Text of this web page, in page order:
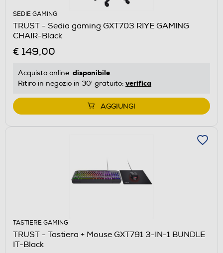
SEDIE GAMING
TRUST - Sedia gaming GXT703 RIYE GAMING
CHAIR-Black
€ 149,00
Acquisto online: disponibile
Ritiro in negozio in 30' gratuito: verifica
AGGIUNGI
TASTIERE GAMING
TRUST - Tastiera + Mouse GXT791 3-IN-1 BUNDLE
IT-Black